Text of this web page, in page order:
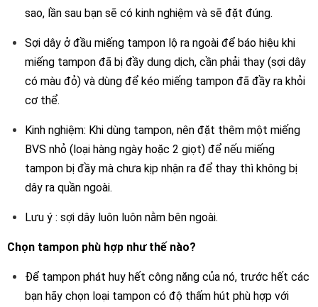
sao, lần sau bạn sẽ có kinh nghiệm và sẽ đặt đúng.
Sợi dây ở đầu miếng tampon lộ ra ngoài để báo hiệu khi
miếng tampon đã bị đầy dung dịch, cần phải thay (sợi dây
có màu đỏ) và dùng để kéo miếng tampon đã đầy ra khỏi
cơ thể.
Kinh nghiệm: Khi dùng tampon, nên đặt thêm một miếng
BVS nhỏ (loại hàng ngày hoặc 2 giọt) để nếu miếng
tampon bị đầy mà chưa kịp nhận ra để thay thì không bị
dây ra quần ngoài.
Lưu ý : sợi dây luôn luôn nằm bên ngoài.
Chọn tampon phù hợp như thế nào?
Để tampon phát huy hết công năng của nó, trước hết các
bạn hãy chọn loại tampon có độ thấm hút phù hợp với